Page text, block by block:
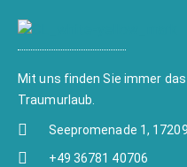
Mit uns finden Sie immer
Traumurlaub.
Seepromenade 1,
+49 36781 40706